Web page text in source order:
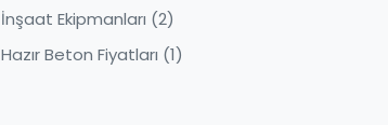
İnşaat Ekipmanları (2)
Hazır Beton Fiyatları (1)